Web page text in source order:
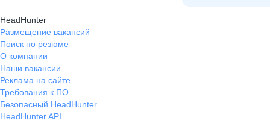
HeadHunter
Размещение вакансий
Поиск по резюме
О компании
Наши вакансии
Реклама на сайте
Требования к ПО
Безопасный HeadHunter
HeadHunter API